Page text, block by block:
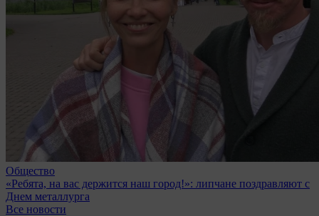
Общество
«Ребята, на вас держится наш город!»: липчане поздравляют с
Днем металлурга
Все новости